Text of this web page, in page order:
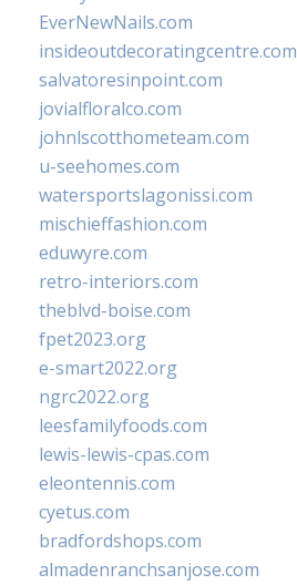
EverNewNails.com
insideoutdecoratingcentre.com
salvatoresinpoint.com
jovialfloralco.com
johnlscotthometeam.com
u-seehomes.com
watersportslagonissi.com
mischieffashion.com
eduwyre.com
retro-interiors.com
theblvd-boise.com
fpet2023.org
e-smart2022.org
ngrc2022.org
leesfamilyfoods.com
lewis-lewis-cpas.com
eleontennis.com
cyetus.com
bradfordshops.com
almadenranchsanjose.com